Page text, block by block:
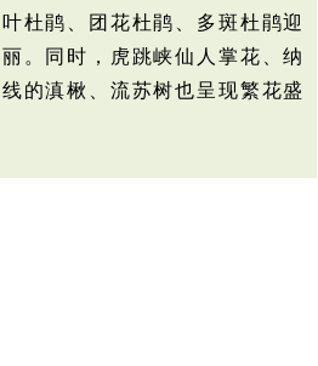
杜鹃、团花杜鹃、多斑杜鹃迎
。同时，虎跳峡仙人掌花、纳
的滇楸、流苏树也呈现繁花盛